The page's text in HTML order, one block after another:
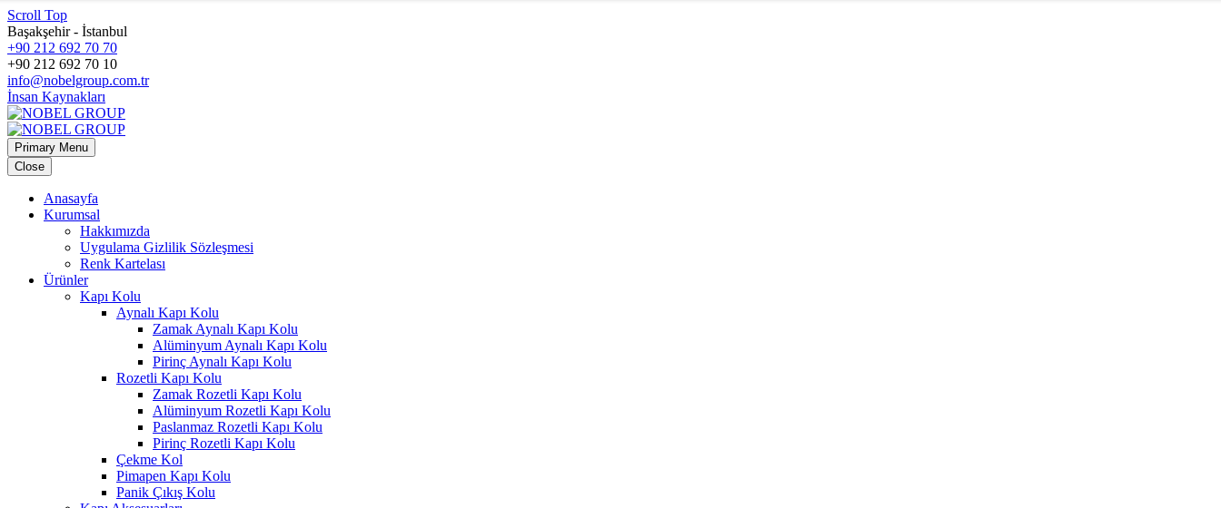
Scroll Top
Başakşehir - İstanbul
+90 212 692 70 70
+90 212 692 70 10
info@nobelgroup.com.tr
İnsan Kaynakları
Primary Menu
Close
Anasayfa
Kurumsal
Hakkımızda
Uygulama Gizlilik Sözleşmesi
Renk Kartelası
Ürünler
Kapı Kolu
Aynalı Kapı Kolu
Zamak Aynalı Kapı Kolu
Alüminyum Aynalı Kapı Kolu
Pirinç Aynalı Kapı Kolu
Rozetli Kapı Kolu
Zamak Rozetli Kapı Kolu
Alüminyum Rozetli Kapı Kolu
Paslanmaz Rozetli Kapı Kolu
Pirinç Rozetli Kapı Kolu
Çekme Kol
Pimapen Kapı Kolu
Panik Çıkış Kolu